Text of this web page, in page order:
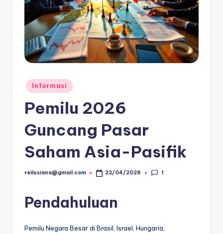
d
ia
Posted
in
Informasi
Pemilu 2026
Guncang Pasar
Saham Asia-Pasifik
Posted
reilusiana@gmail.com 22/04/2026 1
Pendahuluan
Pemilu Negara Besar di Brasil, Israel, Hungaria,